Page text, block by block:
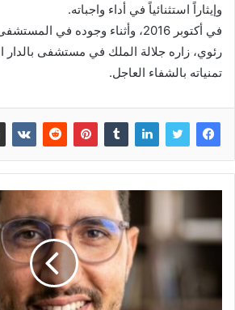
وإيثاراً استثنائياً في أداء واجباته.
في أكتوبر 2016، وأثناء وجوده في
رئوي، زاره جلالة الملك في مستشفى بالدار
تمنياته بالشفاء العاجل.